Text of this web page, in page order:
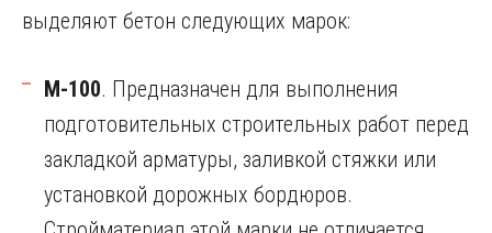
выделяют бетон следующих марок:
М-100. Предназначен для выполнения
подготовительных строительных работ перед
закладкой арматуры, заливкой стяжки или
установкой дорожных бордюров.